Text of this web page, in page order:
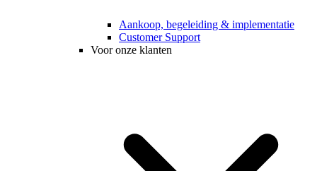
Aankoop, begeleiding & implementatie
Customer Support
Voor onze klanten